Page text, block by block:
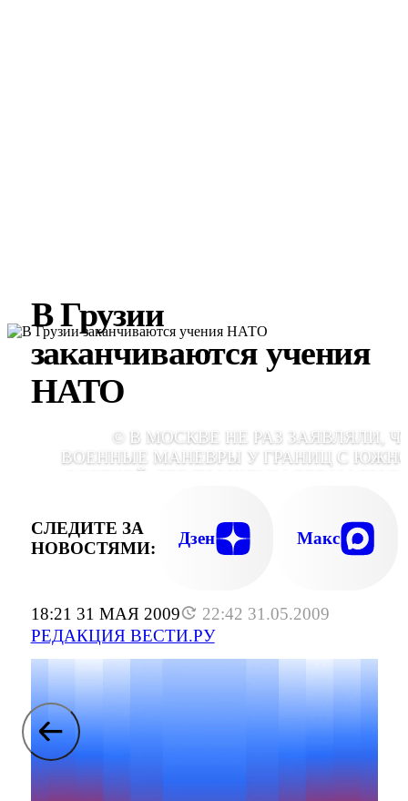
18:21 31 МАЯ 2009
22:42 31.05.2009
РЕДАКЦИЯ ВЕСТИ.РУ
В Грузии
заканчиваются учения
НАТО
© В МОСКВЕ НЕ РАЗ ЗАЯВЛЯЛИ,
ВОЕННЫЕ МАНЕВРЫ У ГРАНИЦ С
ОСЕТИЕЙ, ГДЕ ПРОШЛЫМ ЛЕТОМ
БЕЗОПАСНОСТИ
СЛЕДИТЕ ЗА
НОВОСТЯМИ:
Дзен Макс